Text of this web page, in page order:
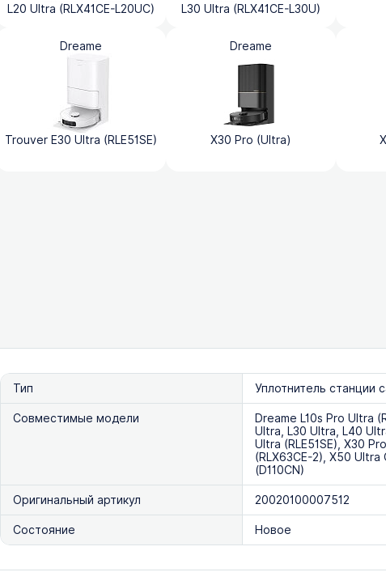
L20 Ultra (RLX41CE-L20UC) L30 Ultra (RLX41CE-L30U)
Dreame
Trouver E30 Ultra (RLE51SE)
Dreame
X30 Pro (Ultra)
Тип
Уплотнитель станции
Совместимые модели
Dreame L10s Pro Ultra
Ultra, L30 Ultra, L40
Ultra (RLE51SE), X30
(RLX63CE-2), X50
(D110CN)
Оригинальный артикул
20020100007512
Состояние
Новое